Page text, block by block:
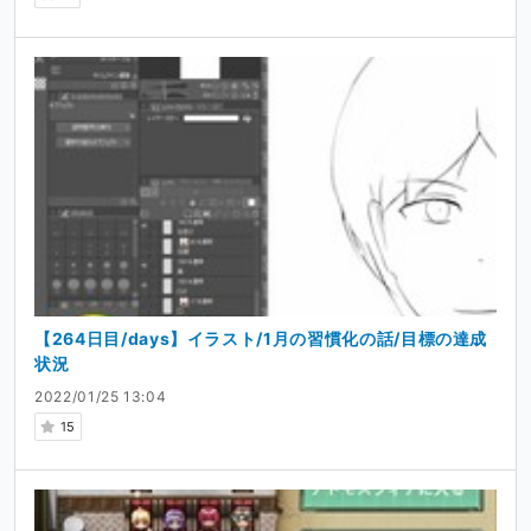
2022/01/25 13:04
15
【264日目/days】イラスト/1月の習慣化の話/目標の達成
状況